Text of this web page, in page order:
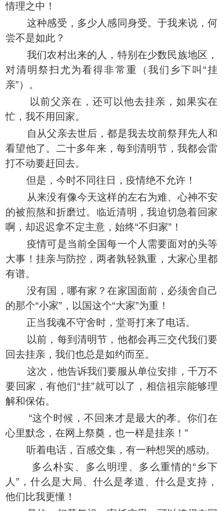
情理之中！
这种感受，多少人感同身受。于我来说，何
尝不是如此？
我们农村出来的人，特别在少数民族地区，
对清明祭扫尤为看得非常重（我们乡下叫“挂
亲”）。
以前父亲在，还可以他去挂亲，如果实在
忙，我不用回家。
自从父亲去世后，都是我去坟前祭拜先人和
看望他了。二十多年来，每到清明节，我都会雷
打不动要赶回去。
但是，今时不同往日，疫情绝不允许！
从来没有像今天这样的左右为难、心神不安
的被煎熬和折磨过。临近清明，我迫切急着回家
啊，却迟迟拿不定主意，始终“不归家”！
疫情可是当前全国每一个人需要面对的头等
大事！挂亲与防控，两者孰轻孰重，大家心里都
有谱。
没有国，哪有家？在家国面前，必须舍自己
的那个“小家”，以国这个“大家”为重！
正当我魂不守舍时，堂哥打来了电话。
以前，每到清明节，他都会再三交代我们要
回去挂亲，我们也总是如约而至。
这次，他告诉我们要服从单位安排，千万不
要回家，有他们“挂”就可以了，相信祖宗能够理
解和保佑。
“这个时候，不回来才是最大的孝。你们在
心里默念，在网上祭奠，也一样是挂亲！”
听着电话，百感交集，有一种想哭的感动。
多么朴实、多么明理、多么重情的“乡下
人”，什么是大局、什么是孝道、什么是支持，
他们比我更懂！